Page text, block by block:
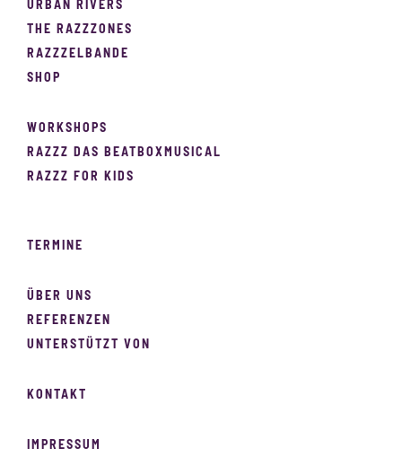
URBAN RIVERS
THE RAZZZONES
RAZZZELBANDE
SHOP
WORKSHOPS
RAZZZ DAS BEATBOXMUSICAL
RAZZZ FOR KIDS
TERMINE
ÜBER UNS
REFERENZEN
UNTERSTÜTZT VON
KONTAKT
IMPRESSUM